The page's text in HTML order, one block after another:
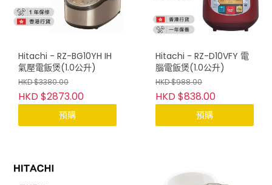
Hitachi - RZ-BG10YH IH
氣壓電飯煲(1.0公升)
HKD $3380.00
HKD $2873.00
預購
Hitachi - RZ-D10VFY 電
腦電飯煲(1.0公升)
HKD $988.00
HKD $838.00
預購